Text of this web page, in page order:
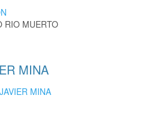
RIO MUERTO
MINA
MINA